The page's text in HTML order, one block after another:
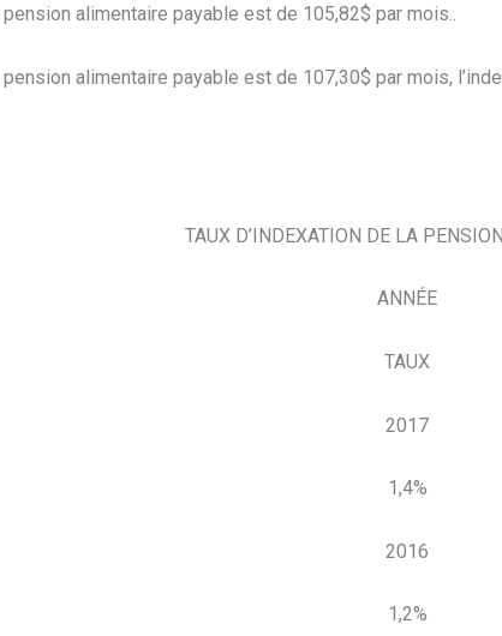
pension alimentaire payable est de 105,82$ par mois..
pension alimentaire payable est de 107,30$ par mois,
TAUX D’INDEXATION DE LA
ANNÉE
TAUX
2017
1,4%
2016
1,2%